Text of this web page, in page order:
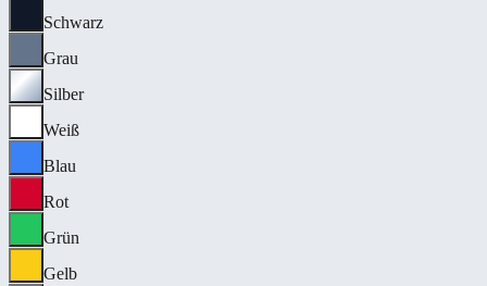
Schwarz
Grau
Silber
Weiß
Blau
Rot
Grün
Gelb